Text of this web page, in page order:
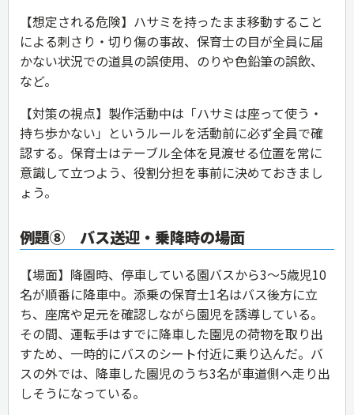
【想定される危険】ハサミを持ったまま移動すること
による刺さり・切り傷の事故、保育士の目が全員に届
かない状況での道具の誤使用、のりや色鉛筆の誤飲、
など。
【対策の視点】製作活動中は「ハサミは座って使う・
持ち歩かない」というルールを活動前に必ず全員で確
認する。保育士はテーブル全体を見渡せる位置を常に
意識して立つよう、役割分担を事前に決めておきまし
ょう。
例題⑧ バス送迎・乗降時の場面
【場面】降園時、停車している園バスから3〜5歳児10
名が順番に降車中。添乗の保育士1名はバス後方に立
ち、座席や足元を確認しながら園児を誘導している。
その間、運転手はすでに降車した園児の荷物を取り出
すため、一時的にバスのシート付近に乗り込んだ。バ
スの外では、降車した園児のうち3名が車道側へ走り出
しそうになっている。